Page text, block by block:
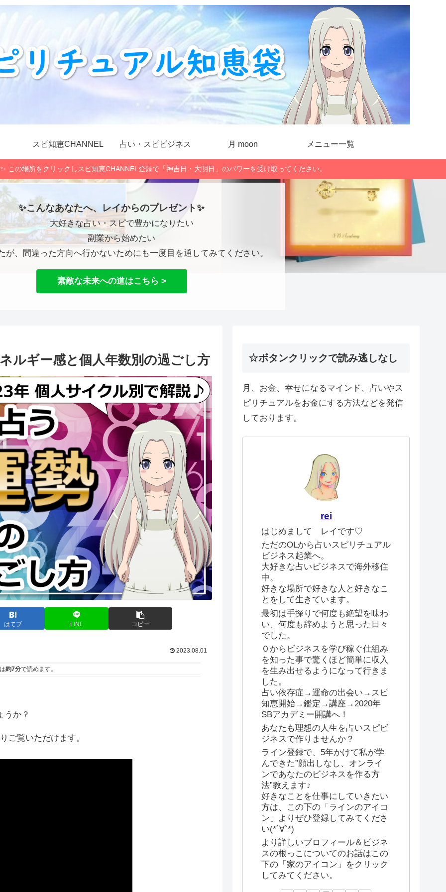
スピ知恵CHANNEL 占い・スピビジネス 月 moon メニュー一覧
この場所をクリックしスピ知恵CHANNEL登録で「神吉日・大明日」のパワーを受け取ってください。
✨こんなあなたへ、レイからのプレゼント✨
大好きな占い・スピで豊かになりたい
副業から始めたい
が、間違った方向へ行かないためにも一度目を通してみてください。
素敵な未来への道はこちら >
ルギー感と個人年数別の過ごし方
はてブ LINE コピー
2023.08.01
約7分で読めます。
うか？
ご覧いただけます。
☆ボタンクリックで読み逃しなし
月、お金、幸せになるマインド、占いやス
ピリチュアルをお金にする方法などを発信
しております。
rei
はじめまして レイです♡
ただのOLから占いスピリチュアル
ビジネス起業へ。
大好きな占いビジネスで海外移住
中。
好きな場所で好きな人と好きなこ
とをして生きています。
最初は手探りで何度も絶望を味わ
い、何度も辞めようと思った日々
でした。
０からビジネスを学び稼ぐ仕組み
を知った事で驚くほど簡単に収入
を生み出せるようになって行きま
した。
占い依存症→運命の出会い→スピ
知恵開始→鑑定→講座→2020年
SBアカデミー開講へ！
あなたも理想の人生を占いスピビ
ジネスで作りませんか？
ライン登録で、5年かけて私が学
んできた”顔出しなし、オンライ
ンであなたのビジネスを作る方
法”教えます♪
好きなことを仕事にしていきたい
方は、この下の「ラインのアイコ
ン」よりぜひ登録してみてくださ
い(*´∀`*)
より詳しいプロフィール＆ビジネ
スの根っこについてのお話はこの
下の「家のアイコン」をクリック
してみてください。